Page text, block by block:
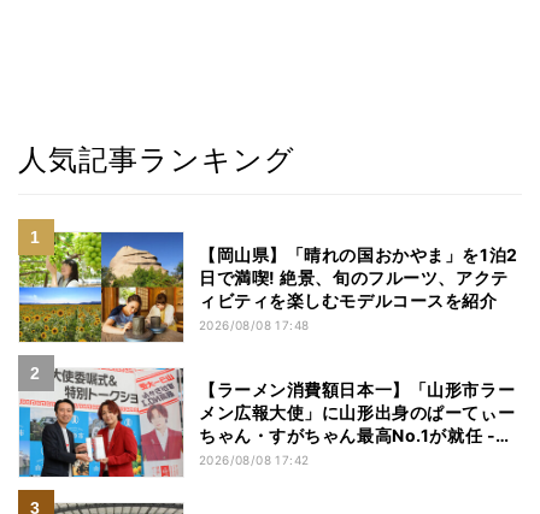
人気記事ランキング
【岡山県】「晴れの国おかやま」を1泊2
日で満喫! 絶景、旬のフルーツ、アクテ
ィビティを楽しむモデルコースを紹介
2026/08/08 17:48
【ラーメン消費額日本一】「山形市ラー
メン広報大使」に山形出身のぱーてぃー
ちゃん・すがちゃん最高No.1が就任 -
「山ラー」の魅力を発信へ
2026/08/08 17:42